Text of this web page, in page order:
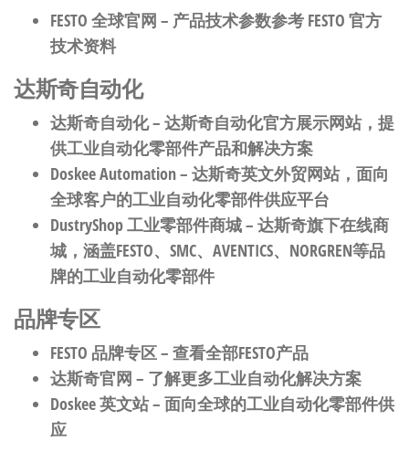
FESTO 全球官网 – 产品技术参数参考 FESTO 官方
技术资料
达斯奇自动化
达斯奇自动化– 达斯奇自动化官方展示网站，提
供工业自动化零部件产品和解决方案
Doskee Automation– 达斯奇英文外贸网站，面向
全球客户的工业自动化零部件供应平台
DustryShop 工业零部件商城– 达斯奇旗下在线商
城，涵盖FESTO、SMC、AVENTICS、NORGREN等品
牌的工业自动化零部件
品牌专区
FESTO 品牌专区– 查看全部FESTO产品
达斯奇官网 – 了解更多工业自动化解决方案
Doskee 英文站– 面向全球的工业自动化零部件供
应